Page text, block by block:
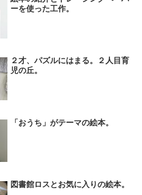
ーを使った工作。
２才、パズルにはまる。２人目育
児の丘。
「おうち」がテーマの絵本。
図書館ロスとお気に入りの絵本。